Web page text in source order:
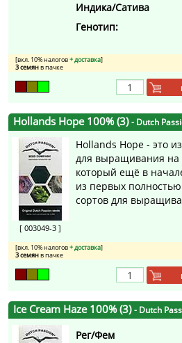
Индика/Сатива
Генотип:
[вкл. 10% налогов+ доставка]
3 семянв пачке
Hollands Hope 100% (3)- Dutch
[ 003049-3 ]
Hollands Hope - это
для выращивания на
который ещё в
из первых
сортов для
[вкл. 10% налогов+ доставка]
3 семянв пачке
Ice Cream Haze 100% (3)- Dutch
Рег/Фем